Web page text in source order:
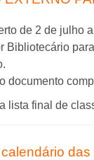
de 2 de julho
Bibliotecário
o documento
a lista final de